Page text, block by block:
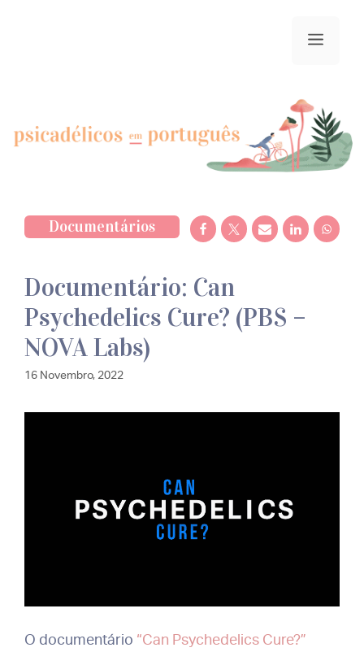
menu
Documentários
Documentário: Can
Psychedelics Cure? (PBS –
NOVA Labs)
16 Novembro, 2022
O documentário “Can Psychedelics Cure?”